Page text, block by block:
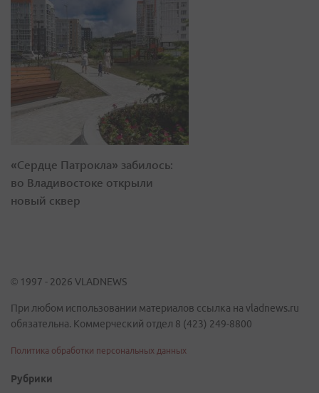
«Сердце Патрокла» забилось:
во Владивостоке открыли
новый сквер
© 1997 - 2026 VLADNEWS
При любом использовании материалов ссылка на vladnews.ru
обязательна. Коммерческий отдел 8 (423) 249-8800
Политика обработки персональных данных
Рубрики